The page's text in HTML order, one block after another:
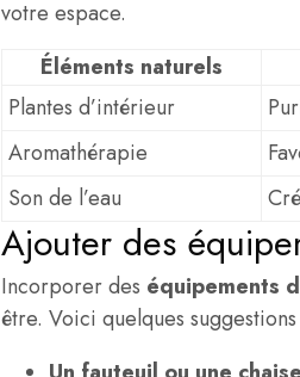
votre espace.
Éléments naturels
Plantes d’intérieur
Aromathérapie
Son de l’eau
Ajouter des
Incorporer des équipements
être. Voici quelques